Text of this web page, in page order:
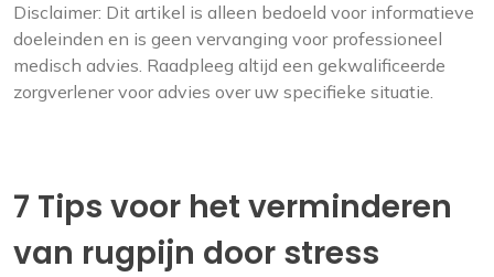
Disclaimer: Dit artikel is alleen bedoeld voor informatieve
doeleinden en is geen vervanging voor professioneel
medisch advies. Raadpleeg altijd een gekwalificeerde
zorgverlener voor advies over uw specifieke situatie.
7 Tips voor het verminderen
van rugpijn door stress